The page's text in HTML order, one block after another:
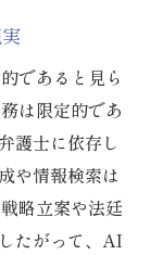
であると見ら
は限定的であ
護士に依存し
や情報検索は
略立案や法廷
たがって、AI